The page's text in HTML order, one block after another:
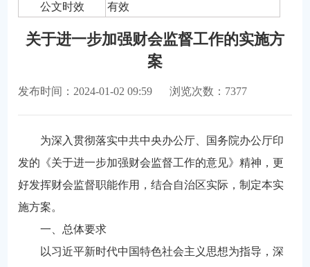
公文时效
有效
关于进一步加强财会监督工作的实施方
案
发布时间：2024-01-02 09:59 浏览次数：7377
为深入贯彻落实中共中央办公厅、国务院办公厅印
发的《关于进一步加强财会监督工作的意见》精神，更
好发挥财会监督职能作用，结合自治区实际，制定本实
施方案。
一、总体要求
以习近平新时代中国特色社会主义思想为指导，深